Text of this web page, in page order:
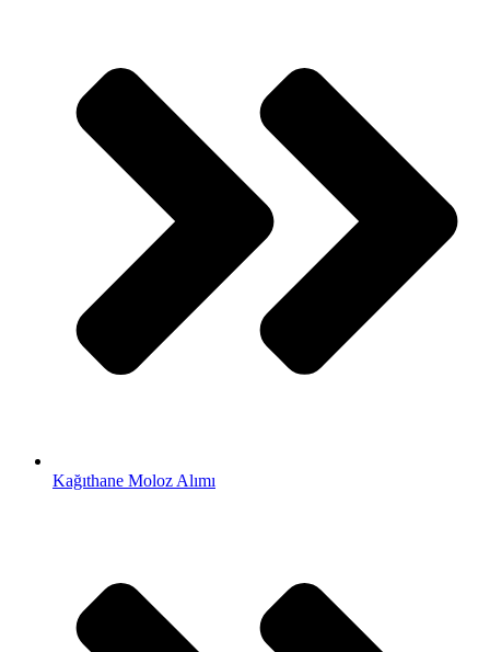
Kağıthane Moloz Alımı